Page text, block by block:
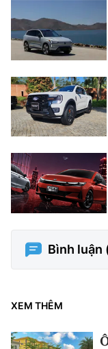
Bình luận
XEM THÊM